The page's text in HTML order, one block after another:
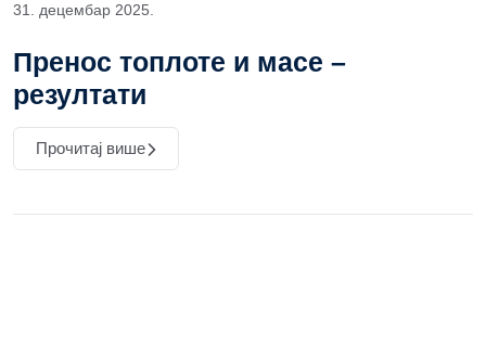
31. децембар 2025.
Пренос топлоте и масе –
резултати
Прочитај више